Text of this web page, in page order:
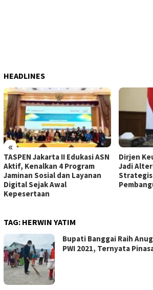
HEADLINES
«
TASPEN Jakarta II Edukasi ASN
Aktif, Kenalkan 4 Program
Jaminan Sosial dan Layanan
Digital Sejak Awal
Kepesertaan
Dirjen
Jadi
TAG: HERWIN YATIM
Bupati Banggai Raih
PWI 2021, Ternyata